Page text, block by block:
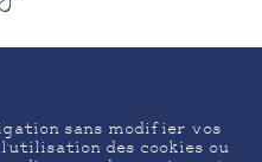
sans modifier vos
des cookies ou